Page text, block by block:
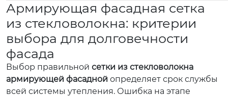
Армирующая фасадная сетка
из стекловолокна: критерии
выбора для долговечности
фасада
Выбор правильной сетки из стекловолокна
армирующей фасадной определяет срок службы
всей системы утепления. Ошибка на этапе